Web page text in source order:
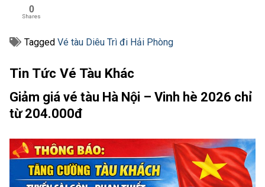
0
Shares
Tagged Vé tàu Diêu Trì đi Hải Phòng
Tin Tức Vé Tàu Khác
Giảm giá vé tàu Hà Nội – Vinh hè 2026 chỉ
từ 204.000đ